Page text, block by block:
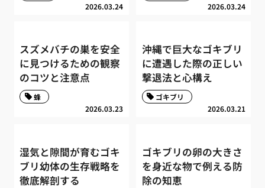
2026.03.24 2026.03.24
スズメバチの巣を安全
に見つけるための観察
のコツと注意点
2026.03.23
蜂
沖縄で巨大なゴキブリ
に遭遇した際の正しい
撃退法と心構え
2026.03.21
ゴキブリ
湿気と隙間が育むゴキ
ブリ幼体の生存戦略を
徹底解剖する
ゴキブリの卵の大きさ
を身近な物で例える防
除の知恵